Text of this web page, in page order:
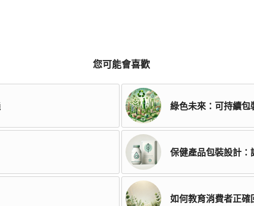
您可能會喜歡
綠色未來：可持續包
保健產品包裝設計：
如何教育消費者正確